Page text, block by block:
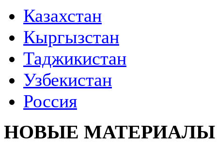
Казахстан
Кыргызстан
Таджикистан
Узбекистан
Россия
НОВЫЕ МАТЕРИАЛЫ